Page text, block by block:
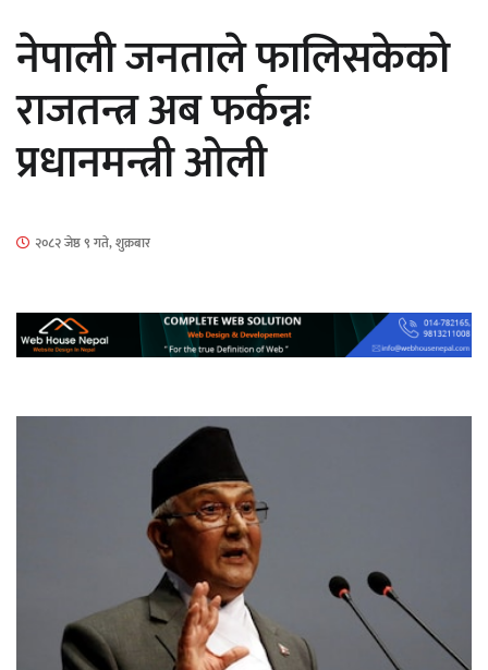
‘ईयुमा डट कम’ले बुधबारदेखि आफ्नो
हलमा छैन ‘गौँथली’को टिकट
‘आइतबारको अफिस’ को परिचर्चा सम्पन्न
नेपाली जनताले फालिसकेको
राजतन्त्र अब फर्कन्नः
प्रधानमन्त्री ओली
२०८२ जेष्ठ ९ गते, शुक्रबार